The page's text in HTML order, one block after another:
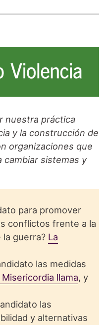
nuestra práctica
y la construcción de
organizaciones que
cambiar sistemas y
para promover
conflictos frente a la
la guerra? La
las medidas
Misericordia llama, y
las
y alternativas